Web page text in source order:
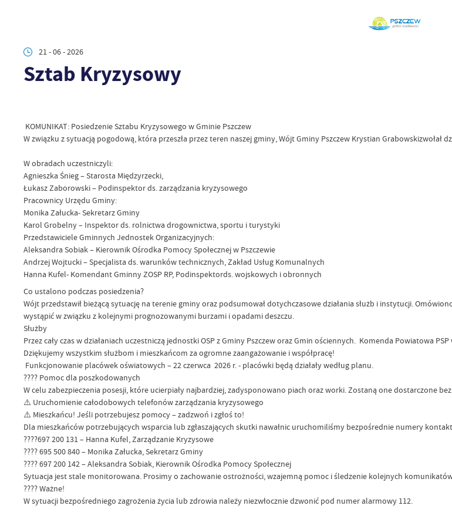
21 - 06 - 2026
Sztab Kryzysowy
KOMUNIKAT: Posiedzenie Sztabu Kryzysowego w Gminie Pszczew
W związku z sytuacją pogodową, która przeszła przez teren naszej gminy, Wójt Gminy Pszczew Krystian Grabowskizwołał
W obradach uczestniczyli:
Agnieszka Śnieg – Starosta Międzyrzecki,
Łukasz Zaborowski – Podinspektor ds. zarządzania kryzysowego
Pracownicy Urzędu Gminy:
Monika Załucka- Sekretarz Gminy
Karol Grobelny – Inspektor ds. rolnictwa drogownictwa, sportu i turystyki
Przedstawiciele Gminnych Jednostek Organizacyjnych:
Aleksandra Sobiak – Kierownik Ośrodka Pomocy Społecznej w Pszczewie
Andrzej Wojtucki – Specjalista ds. warunków technicznych, Zakład Usług Komunalnych
Hanna Kufel- Komendant Gminny ZOSP RP, Podinspektords. wojskowych i obronnych
Co ustalono podczas posiedzenia?
Wójt przedstawił bieżącą sytuację na terenie gminy oraz podsumował dotychczasowe działania służb i instytucji.
wystąpić w związku z kolejnymi prognozowanymi burzami i opadami deszczu.
Służby
Przez cały czas w działaniach uczestniczą jednostki OSP z Gminy Pszczew oraz Gmin ościennych. Komenda Powiatowa
Dziękujemy wszystkim służbom i mieszkańcom za ogromne zaangażowanie i współpracę!
Funkcjonowanie placówek oświatowych – 22 czerwca 2026 r. - placówki będą działały według planu.
???? Pomoc dla poszkodowanych
W celu zabezpieczenia posesji, które ucierpiały najbardziej, zadysponowano piach oraz worki. Zostaną one dostarczone
⚠️ Uruchomienie całodobowych telefonów zarządzania kryzysowego
⚠️ Mieszkańcu! Jeśli potrzebujesz pomocy – zadzwoń i zgłoś to!
Dla mieszkańców potrzebujących wsparcia lub zgłaszających skutki nawałnic uruchomiliśmy bezpośrednie numery
????697 200 131 – Hanna Kufel, Zarządzanie Kryzysowe
???? 695 500 840 – Monika Załucka, Sekretarz Gminy
???? 697 200 142 – Aleksandra Sobiak, Kierownik Ośrodka Pomocy Społecznej
Sytuacja jest stale monitorowana. Prosimy o zachowanie ostrożności, wzajemną pomoc i śledzenie kolejnych
???? Ważne!
W sytuacji bezpośredniego zagrożenia życia lub zdrowia należy niezwłocznie dzwonić pod numer alarmowy 112.